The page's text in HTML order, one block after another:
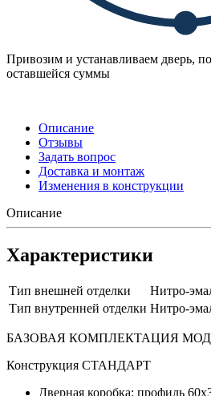
Привозим и устанавливаем дверь,
оставшейся суммы
Описание
Отзывы
Задать вопрос
Доставка и монтаж
Изменения в конструкции
Описание
Характеристики
Тип внешней отделки
Нитро-
Тип внутренней отделки Нитро-
БАЗОВАЯ КОМПЛЕКТАЦИЯ
Конструкция СТАНДАРТ
Дверная коробка: профиль